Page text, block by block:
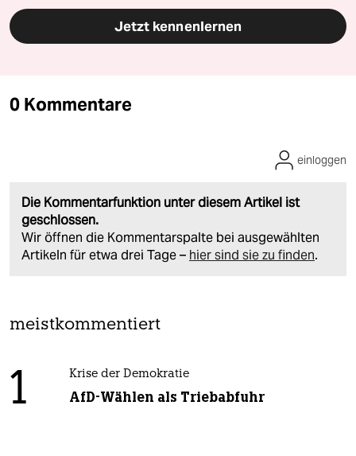
Jetzt kennenlernen
0 Kommentare
Die Kommentarfunktion unter diesem Artikel ist
geschlossen.
Wir öffnen die Kommentarspalte bei ausgewählten
Artikeln für etwa drei Tage – hier sind sie zu finden.
einloggen
meistkommentiert
1 Krise der Demokratie
AfD-Wählen als Triebabfuhr